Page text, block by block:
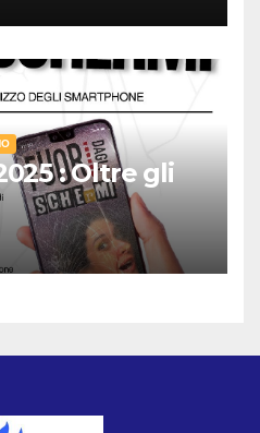
: Oltre gli